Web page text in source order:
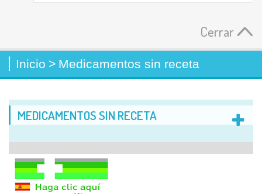
Cerrar
Inicio > Medicamentos sin receta
MEDICAMENTOS SIN RECETA